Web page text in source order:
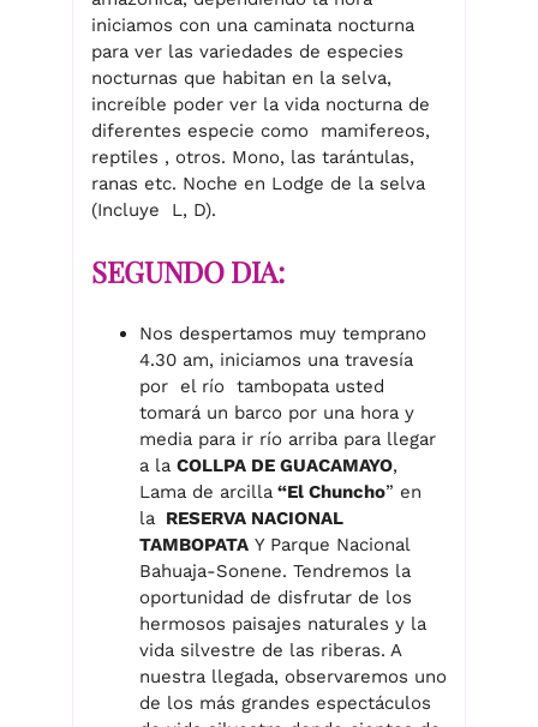
iniciamos con una caminata nocturna
para ver las variedades de especies
nocturnas que habitan en la selva,
increíble poder ver la vida nocturna de
diferentes especie como mamifereos,
reptiles , otros. Mono, las tarántulas,
ranas etc. Noche en Lodge de la selva
(Incluye L, D).
SEGUNDO DIA:
Nos despertamos muy temprano
4.30 am, iniciamos una travesía
por el río tambopata usted
tomará un barco por una hora y
media para ir río arriba para llegar
a la COLLPA DE GUACAMAYO,
Lama de arcilla“El Chuncho” en
la RESERVA NACIONAL
TAMBOPATAY Parque Nacional
Bahuaja-Sonene. Tendremos la
oportunidad de disfrutar de los
hermosos paisajes naturales y la
vida silvestre de las riberas. A
nuestra llegada, observaremos uno
de los más grandes espectáculos